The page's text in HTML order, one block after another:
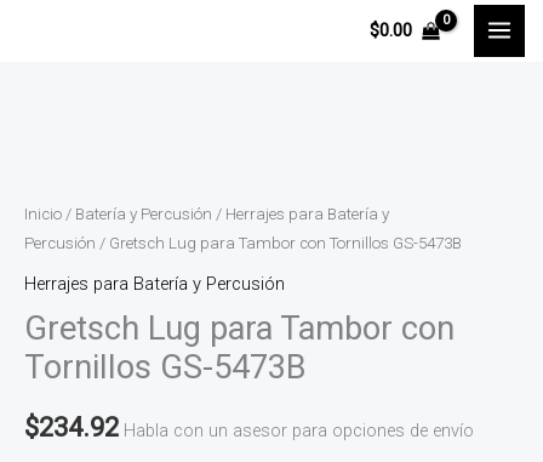
$0.00
Inicio / Batería y Percusión / Herrajes para Batería y
Percusión / Gretsch Lug para Tambor con Tornillos GS-5473B
Herrajes para Batería y Percusión
Gretsch Lug para Tambor con
Tornillos GS-5473B
$234.92 Habla con un asesor para opciones de envío
para
Tambor
con
Tornillos
GS-
5473B
cantidad